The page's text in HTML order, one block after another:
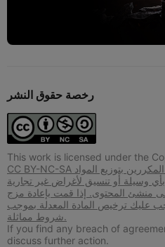
رخصة حقوق النشر
This work is licensed under the
CC BY-NC-SA يسمح هذا الترخيص المستخدمين المكررين بتوزيع المواد
بأي وسيلة أو تنسيق لأغراض غير تجارية
منشئ المحتوى. إذا قمت بإعادة مزج
فيجب عليك ترخيص المادة المعدلة بموجب
شروط مماثلة.
If you find any breach of
discuss further action.